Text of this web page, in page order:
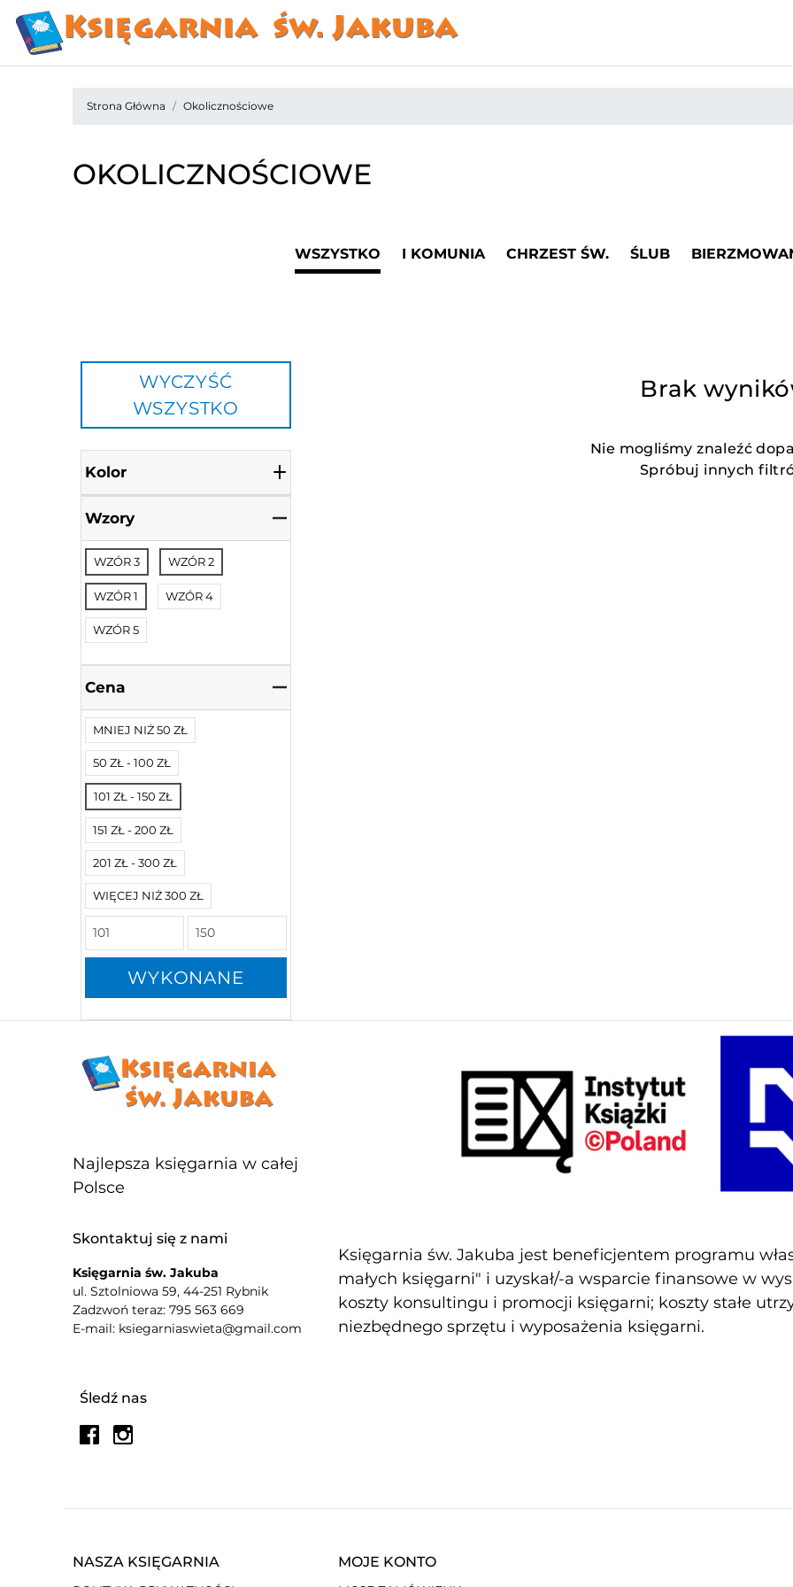
Strona Główna Okolicznościowe
OKOLICZNOŚCIOWE
WSZYSTKO I KOMUNIA CHRZEST ŚW. ŚLUB
WYCZYŚĆ
WSZYSTKO
Kolor
Wzory
WZÓR 3 WZÓR 2
WZÓR 1 WZÓR 4
WZÓR 5
Cena
MNIEJ NIŻ 50 ZŁ
50 ZŁ - 100 ZŁ
101 ZŁ - 150 ZŁ
151 ZŁ - 200 ZŁ
201 ZŁ - 300 ZŁ
WIĘCEJ NIŻ 300 ZŁ
WYKONANE
Brak
Nie mogliśmy znaleźć
Spróbuj innych
Najlepsza księgarnia w całej
Polsce
Śledź nas
Skontaktuj się z nami
Księgarnia św. Jakuba
ul. Sztolniowa 59, 44-251 Rybnik
Zadzwoń teraz: 795 563 669
E-mail: ksiegarniaswieta@gmail.com
Księgarnia św. Jakuba jest beneficjentem programu
małych księgarni" i uzyskał/-a wsparcie finansowe w
koszty konsultingu i promocji księgarni; koszty stałe
niezbędnego sprzętu i wyposażenia księgarni.
NASZA KSIĘGARNIA MOJE KONTO